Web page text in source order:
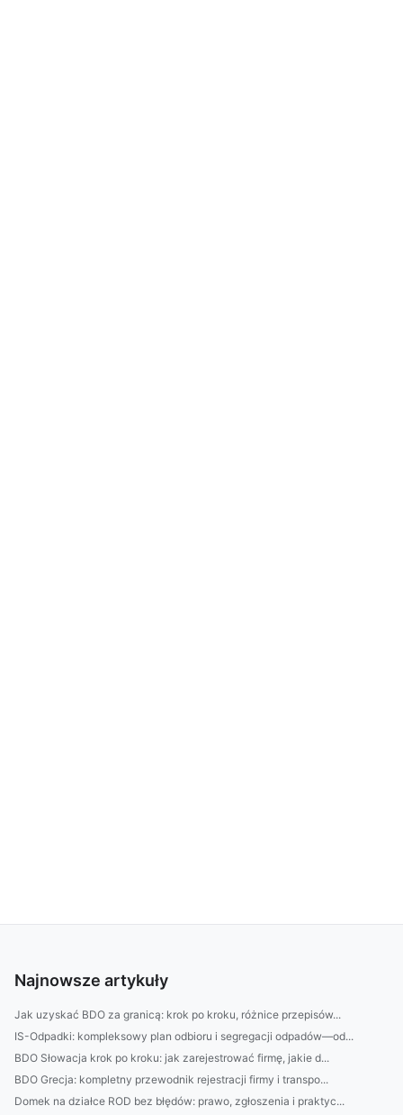
Najnowsze artykuły
Jak uzyskać BDO za granicą: krok po kroku, różnice przepisów...
IS-Odpadki: kompleksowy plan odbioru i segregacji odpadów—od...
BDO Słowacja krok po kroku: jak zarejestrować firmę, jakie d...
BDO Grecja: kompletny przewodnik rejestracji firmy i transpo...
Domek na działce ROD bez błędów: prawo, zgłoszenia i praktyc...